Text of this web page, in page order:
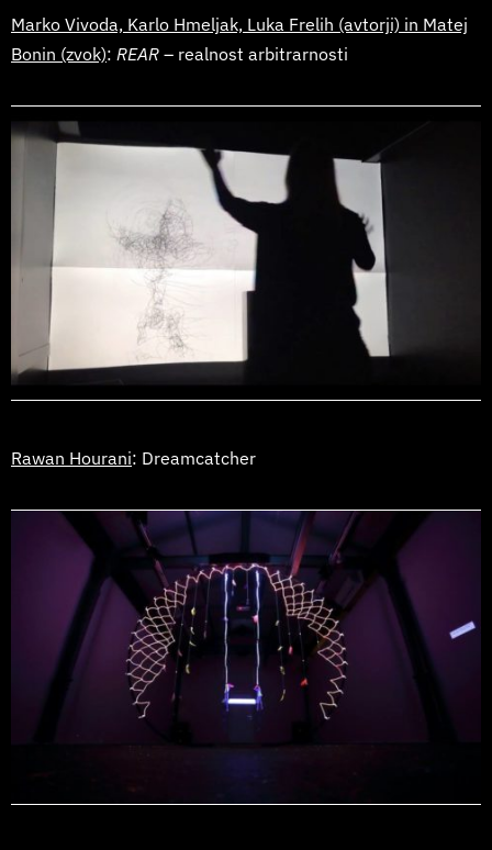
Marko Vivoda, Karlo Hmeljak, Luka Frelih (avtorji) in Matej
Bonin (zvok): REAR – realnost arbitrarnosti
Rawan Hourani: Dreamcatcher